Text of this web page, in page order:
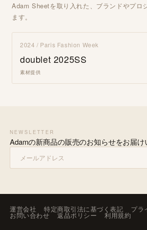
Adam Sheetを取り入れた、ブランドやプロ
ます。
2024 / Paris Fashion Week
doublet 2025SS
素材提供
NEWSLETTER
Adamの新商品の販売のお知らせをお届け
運営会社 特定商取引法に基づく表記 プラ
お問い合わせ 返品ポリシー 利用規約